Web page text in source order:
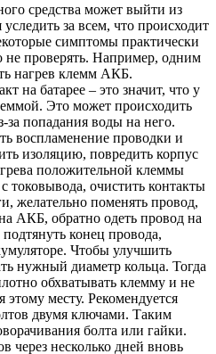
средства может выйти из
уследить за всем, что происходит
симптомы практически
не проверять. Например, одним
нагрев клемм АКБ.
на батарее – это значит, что у
Это может происходить
за попадания воды на него.
воспламенение проводки и
изоляцию, повредить корпус
положительной клеммы
токовывода, очистить контакты
желательно поменять провод,
АКБ, обратно одеть провод на
конец провода,
Чтобы улучшить
нужный диаметр кольца. Тогда
обхватывать клемму и не
этому месту. Рекомендуется
двумя ключами. Таким
болта или гайки.
через несколько дней вновь